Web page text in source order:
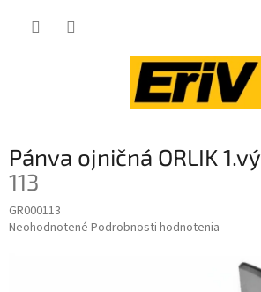
Pánva ojničná ORLIK
113
GR000113
Priemerné
Neohodnotené Podrobnosti hodnotenia